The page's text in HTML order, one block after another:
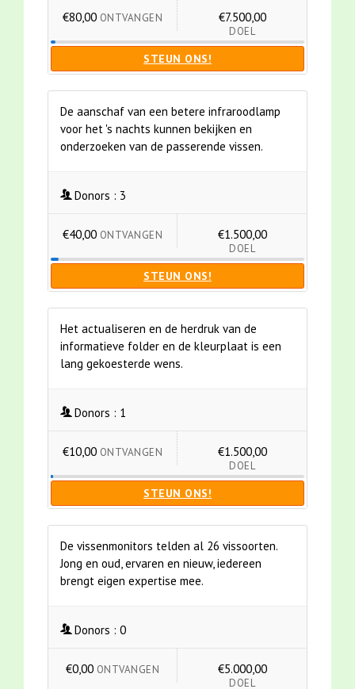
€80,00 ONTVANGEN €7.500,00
DOEL
STEUN ONS!
De aanschaf van een betere infraroodlamp
voor het 's nachts kunnen bekijken en
onderzoeken van de passerende vissen.
Donors : 3
€40,00 ONTVANGEN €1.500,00
DOEL
STEUN ONS!
Het actualiseren en de herdruk van de
informatieve folder en de kleurplaat is een
lang gekoesterde wens.
Donors : 1
€10,00 ONTVANGEN €1.500,00
DOEL
STEUN ONS!
De vissenmonitors telden al 26 vissoorten.
Jong en oud, ervaren en nieuw, iedereen
brengt eigen expertise mee.
Donors : 0
€0,00 ONTVANGEN €5.000,00
DOEL